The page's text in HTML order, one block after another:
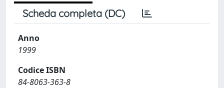
Scheda completa (DC)
Anno
1999
Codice ISBN
84-8063-363-8